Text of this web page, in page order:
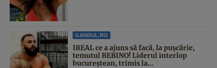
GANDUL.RO
IREAL ce a ajuns să facă, la pușcărie,
temutul BEBINO! Liderul interlop
bucureștean, trimis la...